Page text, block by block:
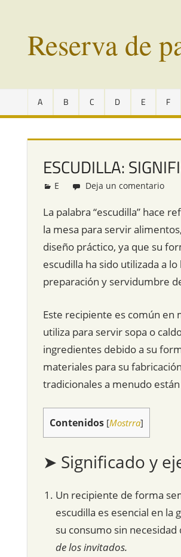
contenidoReserva de
en
vías
extinción
todo
A B C D E F
ESCUDILLA:
Redacción
E Deja un comentario
La palabra “escudilla” hace
la mesa para servir
diseño práctico, ya que su
escudilla ha sido utilizada a
preparación y servidumbre
Este recipiente es común en
utiliza para servir sopa o
ingredientes debido a su
materiales para su
tradicionales a menudo
Contenidos [Mostrra]
➤ Significado y
Un recipiente de forma
escudilla es esencial en
su consumo sin
de los invitados.